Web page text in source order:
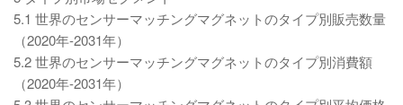
5.1 世界のセンサーマッチングマグネットのタイプ別販売数量
（2020年-2031年）
5.2 世界のセンサーマッチングマグネットのタイプ別消費額
（2020年-2031年）